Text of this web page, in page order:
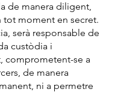
de manera diligent,
tot moment en secret.
serà responsable de
custòdia i
comprometent-se a
de manera
ni a permetre